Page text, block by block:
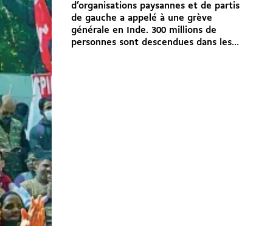
d’organisations paysannes et de partis
de gauche a appelé à une grève
générale en Inde. 300 millions de
personnes sont descendues dans les...